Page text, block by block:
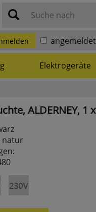
Suche nach
Elektrogeräte
ALDERNEY, 1 x
natur